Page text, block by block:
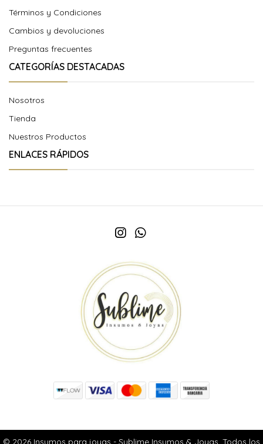
Términos y Condiciones
Cambios y devoluciones
Preguntas frecuentes
CATEGORÍAS DESTACADAS
Nosotros
Tienda
Nuestros Productos
ENLACES RÁPIDOS
© 2026 Insumos para joyas - Sublime Insumos & Joyas. Todos los